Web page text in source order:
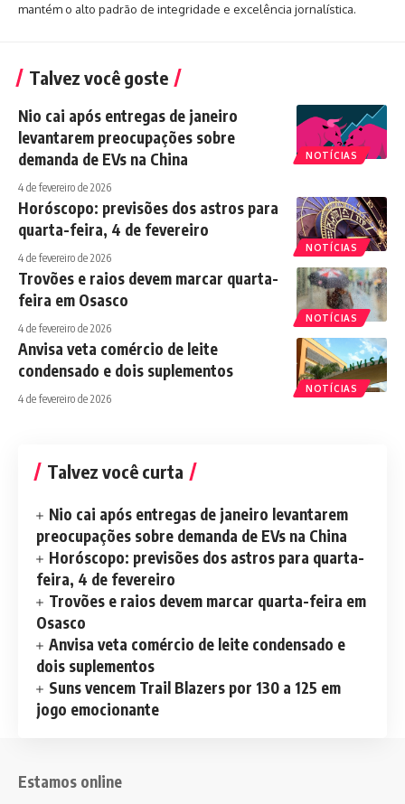
mantém o alto padrão de integridade e excelência jornalística.
Talvez você goste
NOTÍCIAS
Nio cai após entregas de janeiro
levantarem preocupações sobre
demanda de EVs na China
4 de fevereiro de 2026
NOTÍCIAS
Horóscopo: previsões dos astros para
quarta-feira, 4 de fevereiro
4 de fevereiro de 2026
NOTÍCIAS
Trovões e raios devem marcar quarta-
feira em Osasco
4 de fevereiro de 2026
NOTÍCIAS
Anvisa veta comércio de leite
condensado e dois suplementos
4 de fevereiro de 2026
Talvez você curta
Nio cai após entregas de janeiro levantarem
preocupações sobre demanda de EVs na China
Horóscopo: previsões dos astros para quarta-
feira, 4 de fevereiro
Trovões e raios devem marcar quarta-feira em
Osasco
Anvisa veta comércio de leite condensado e
dois suplementos
Suns vencem Trail Blazers por 130 a 125 em
jogo emocionante
Estamos online